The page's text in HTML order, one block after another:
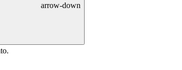
arrow-down